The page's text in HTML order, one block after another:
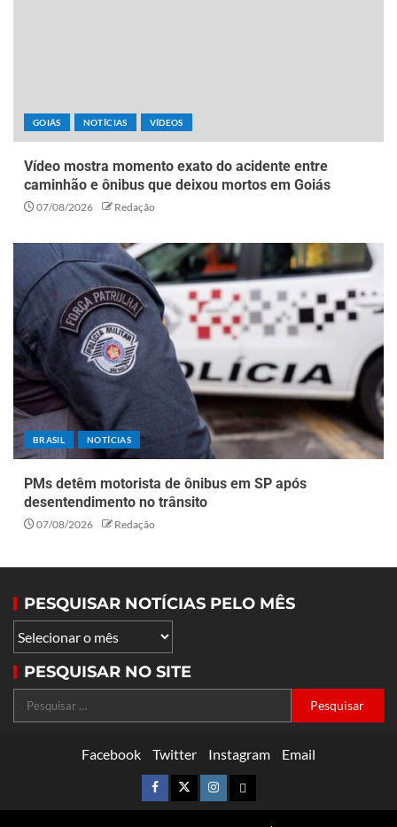
GOIÁS NOTÍCIAS VÍDEOS
Vídeo mostra momento exato do acidente entre
caminhão e ônibus que deixou mortos em Goiás
07/08/2026 Redação
BRASIL NOTÍCIAS
PMs detêm motorista de ônibus em SP após
desentendimento no trânsito
07/08/2026 Redação
PESQUISAR NOTÍCIAS PELO MÊS
PESQUISAR NO SITE
Facebook Twitter Instagram Email